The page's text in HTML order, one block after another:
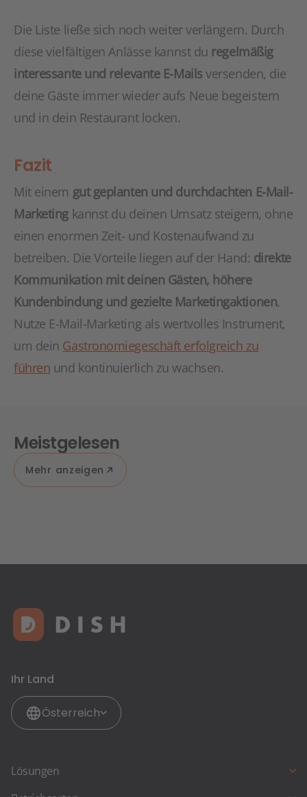
Die Liste ließe sich noch weiter verlängern. Durch
diese vielfältigen Anlässe kannst du regelmäßig
interessante und relevante E-Mails versenden, die
deine Gäste immer wieder aufs Neue begeistern
und in dein Restaurant locken.
Fazit
Mit einem gut geplanten und durchdachten E-Mail-
Marketingkannst du deinen Umsatz steigern, ohne
einen enormen Zeit- und Kostenaufwand zu
betreiben. Die Vorteile liegen auf der Hand: direkte
Kommunikation mit deinen Gästen, höhere
Kundenbindung und gezielte Marketingaktionen.
Nutze E-Mail-Marketing als wertvolles Instrument,
um dein Gastronomiegeschäft erfolgreich zu
führen und kontinuierlich zu wachsen.
Meistgelesen
Mehr anzeigen
Ihr Land
Österreich
Lösungen